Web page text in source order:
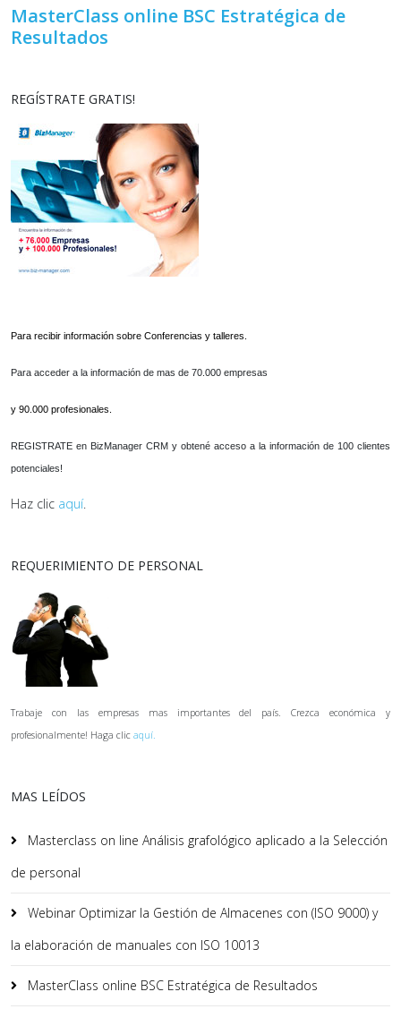
MasterClass online BSC Estratégica de
Resultados
REGÍSTRATE GRATIS!
Para recibir información sobre Conferencias y talleres.
Para acceder a la información de mas de 70.000 empresas
y 90.000 profesionales.
REGISTRATE en BizManager CRM y obtené acceso a la información de 100 clientes
potenciales!
Haz clic aquí.
REQUERIMIENTO DE PERSONAL
Trabaje con las empresas mas importantes del país. Crezca económica y
profesionalmente! Haga clic aquí.
MAS LEÍDOS
Masterclass on line Análisis grafológico aplicado a la Selección
de personal
Webinar Optimizar la Gestión de Almacenes con (ISO 9000) y
la elaboración de manuales con ISO 10013
MasterClass online BSC Estratégica de Resultados